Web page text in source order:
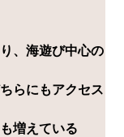
、海遊び中心の
らにもアクセス
増えている